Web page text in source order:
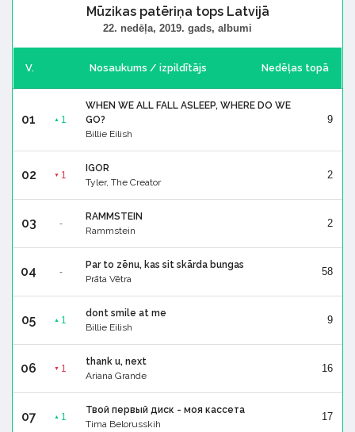
Mūzikas patēriņa tops Latvijā
22. nedēļa, 2019. gads, albumi
V. Nosaukums / izpildītājs Nedēļas topā
01 ▲ 1
WHEN WE ALL FALL ASLEEP, WHERE DO WE
GO?
Billie Eilish
9
02 ▼ 1
IGOR
Tyler, The Creator
2
03 -
RAMMSTEIN
Rammstein
2
04 -
Par to zēnu, kas sit skārda bungas
Prāta Vētra
58
05 ▲ 1
dont smile at me
Billie Eilish
9
06 ▼ 1
thank u, next
Ariana Grande
16
07 ▲ 1
Твой первый диск - моя кассета
Tima Belorusskih
17